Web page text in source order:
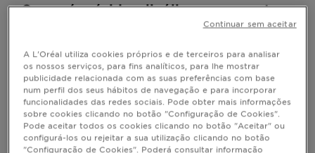
O que é o ácido glicólico e como atua
(AHAs) mais utilizados na dermatologia e na
cosmética. Obtido da cana-de-açúcar, este ácido é
conhecido pelas suas propriedades esfoliantes. Ele
atua na pele promovendo a renovação celular,
ajudando a remover as células mortas da superfície
da pele. Isso não só melhora a textura da pele,
como também a torna mais uniforme e brilhante.
Além disso, o ácido glicólico é eficaz no tratamento
de várias preocupações com a pele, como:
A L'Oréal utiliza cookies próprios e de terceiros para analisar
os nossos serviços, para fins analíticos, para lhe mostrar
publicidade relacionada com as suas preferências com base
num perfil dos seus hábitos de navegação e para incorporar
funcionalidades das redes sociais. Pode obter mais informações
sobre cookies clicando no botão "Configuração de Cookies".
Pode aceitar todos os cookies clicando no botão "Aceitar" ou
configurá-los ou rejeitar a sua utilização clicando no botão
"Configuração de Cookies". Poderá consultar informação
Continuar sem aceitar